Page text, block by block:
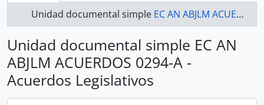
Unidad documental simple EC AN ABJLM ACUERDOS 0294-A - Acuerdos Legislativos
Unidad documental simple EC AN
ABJLM ACUERDOS 0294-A -
Acuerdos Legislativos